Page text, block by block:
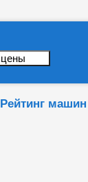
Рейтинг машин